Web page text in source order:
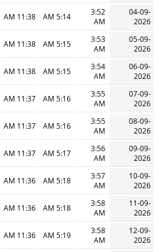
04-09-
2026
3:52
AM
5:14 AM
11:38 AM
05-09-
2026
3:53
AM
5:15 AM
11:38 AM
06-09-
2026
3:54
AM
5:15 AM
11:38 AM
07-09-
2026
3:55
AM
5:16 AM
11:37 AM
08-09-
2026
3:55
AM
5:16 AM
11:37 AM
09-09-
2026
3:56
AM
5:17 AM
11:37 AM
10-09-
2026
3:57
AM
5:18 AM
11:36 AM
11-09-
2026
3:58
AM
5:18 AM
11:36 AM
12-09-
2026
3:58
AM
5:19 AM
11:36 AM